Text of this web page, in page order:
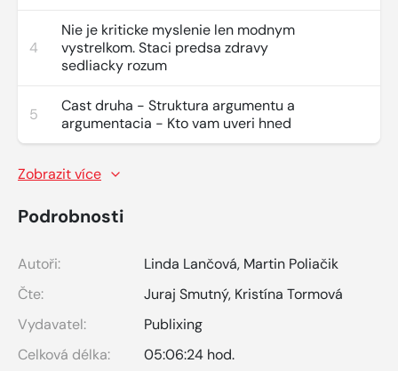
4
Nie je kriticke myslenie len modnym
vystrelkom. Staci predsa zdravy
sedliacky rozum
5
Cast druha - Struktura argumentu a
argumentacia - Kto vam uveri hned
Zobrazit více
Podrobnosti
Autoři: Linda Lančová, Martin Poliačik
Čte:
Juraj Smutný, Kristína Tormová
Vydavatel:
Publixing
Celková délka:
05:06:24 hod.